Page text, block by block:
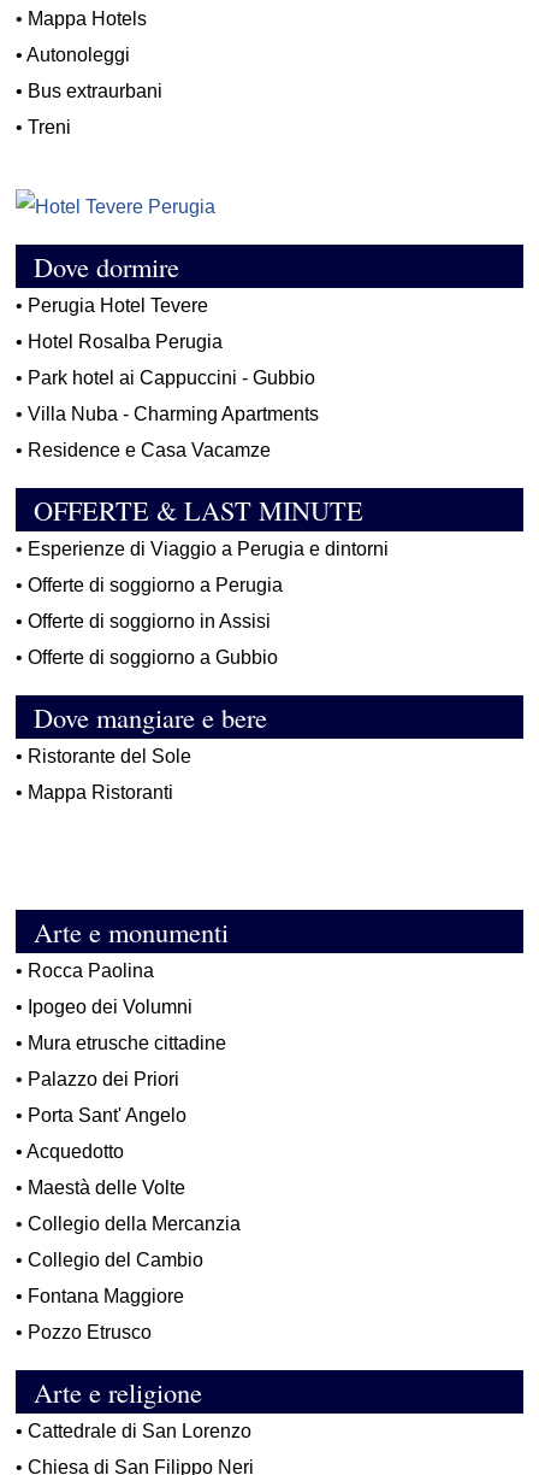
• Mappa Hotels
•Autonoleggi
• Bus extraurbani
•Treni
Dove dormire
• Perugia Hotel Tevere
• Hotel Rosalba Perugia
• Park hotel ai Cappuccini - Gubbio
•Villa Nuba - Charming Apartments
• Residence e Casa Vacamze
OFFERTE & LAST MINUTE
• Esperienze di Viaggio a Perugia e dintorni
•Offerte di soggiorno a Perugia
•Offerte di soggiorno in Assisi
•Offerte di soggiorno a Gubbio
Dove mangiare e bere
• Ristorante del Sole
• Mappa Ristoranti
Arte e monumenti
• Rocca Paolina
• Ipogeo dei Volumni
• Mura etrusche cittadine
• Palazzo dei Priori
• Porta Sant' Angelo
•Acquedotto
• Maestà delle Volte
•Collegio della Mercanzia
•Collegio del Cambio
• Fontana Maggiore
• Pozzo Etrusco
Arte e religione
•Cattedrale di San Lorenzo
•Chiesa di San Filippo Neri